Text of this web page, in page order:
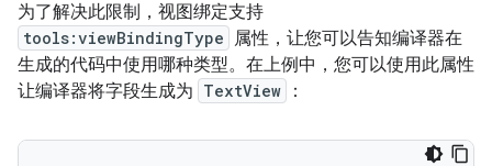
为了解决此限制，视图绑定支持
tools:viewBindingType 属性，让您可以告知编译器在
生成的代码中使用哪种类型。在上例中，您可以使用此属性
让编译器将字段生成为 TextView ：